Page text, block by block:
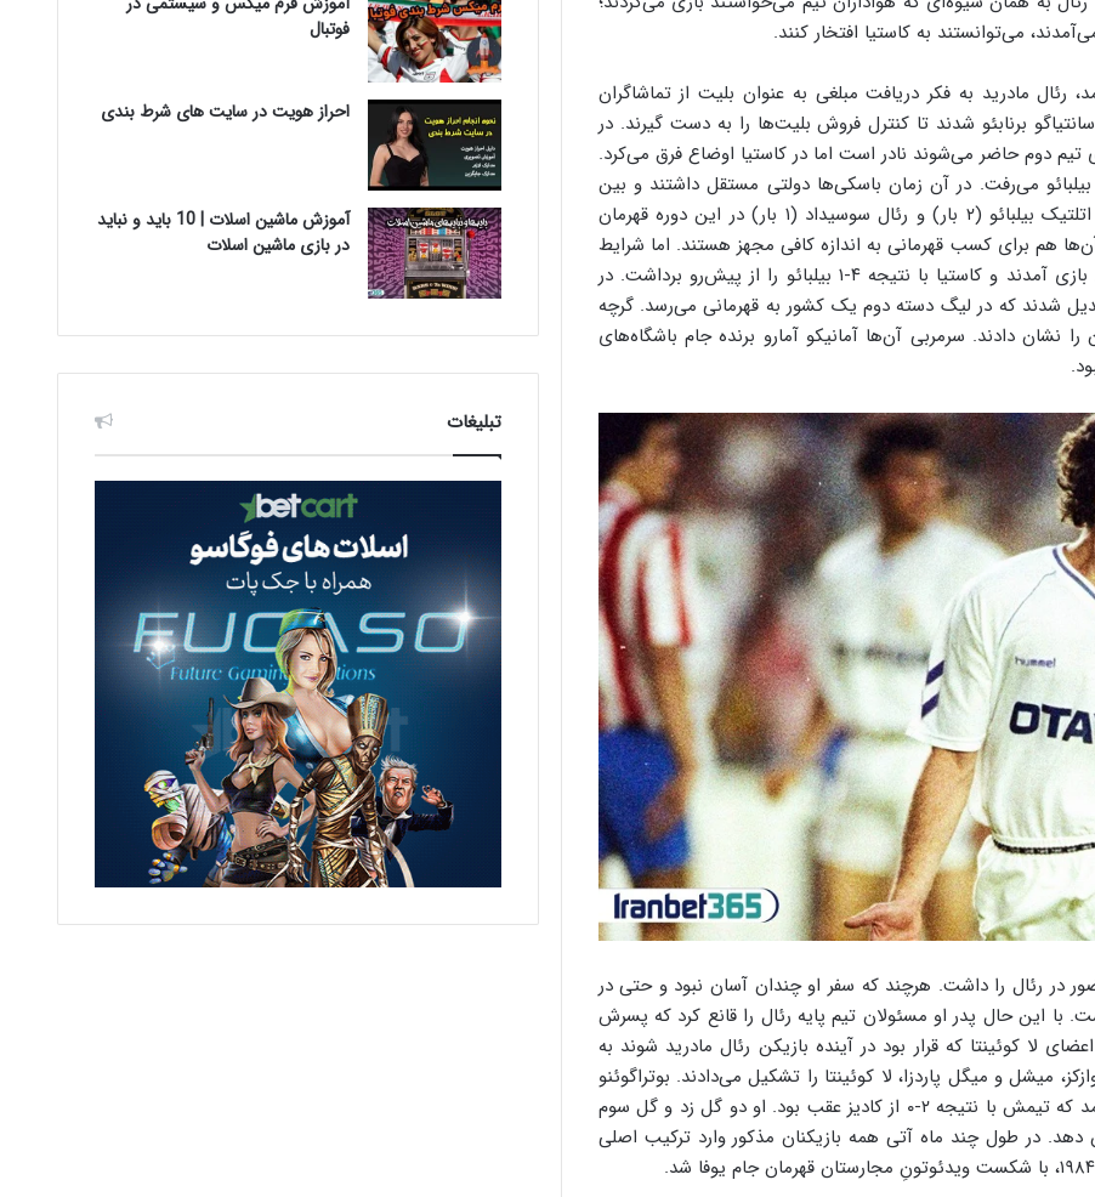
می‌توانستند به کاستیا افتخار کنند.
مادرید به فکر دریافت مبلغی به عنوان بلیت از تماشاگران
برنابئو شدند تا کنترل فروش بلیت‌ها را به دست گیرند. در
تیم دوم حاضر می‌شوند نادر است اما در کاستیا اوضاع فرق می‌کرد.
اتلتیک بیلبائو می‌رفت. در آن زمان باسکی‌ها دولتی مستقل داشتند و بین
سال‌های ۱۹۸۱ تا ۱۹۸۴ بر فوتبال اسپانیا حکمرانی می‌کردند؛ اتلتیک بیلبائو (۲ بار) و رئال سوسیداد (۱ بار) در این دوره قهرمان
هم برای کسب قهرمانی به اندازه کافی مجهز هستند. اما شرایط
فرق می‌کرد؛ نزدیک به ۶۳ هزار نفر از نزدیک به تماشای این بازی آمدند و کاستیا با نتیجه ۴-۱ بیلبائو را از پیش‌رو برداشت. در
شدند که در لیگ دسته دوم یک کشور به قهرمانی می‌رسد. گرچه
نشان دادند. سرمربی آن‌ها آمانیکو آمارو برنده جام باشگاه‌های
در رئال را داشت. هرچند که سفر او چندان آسان نبود و حتی در
با این حال پدر او مسئولان تیم پایه رئال را قانع کرد که پسرش
لا کوئینتا که قرار بود در آینده بازیکن رئال مادرید شوند به
میشل و میگل پاردزا، لا کوئینتا را تشکیل می‌دادند. بوتراگوئنو
در نخستین بازی‌اش برای رئال در حالی نیمه دوم به زمین آمد که تیمش با نتیجه ۲-۰ از کادیز عقب بود. او دو گل زد و گل سوم
در طول چند ماه آتی همه بازیکنان مذکور وارد ترکیب اصلی
فوتبال
احراز هویت در سایت های شرط بندی
آموزش ماشین اسلات | 10 باید و نباید
در بازی ماشین اسلات
تبلیغات